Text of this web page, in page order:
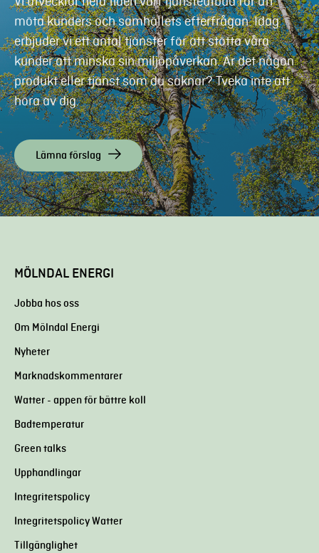
möta kunders och samhällets efterfrågan. Idag
erbjuder vi ett antal tjänster för att stötta våra
kunder att minska sin miljöpåverkan. Är det någon
produkt eller tjänst som du saknar? Tveka inte att
höra av dig.
Lämna förslag
MÖLNDAL ENERGI
Jobba hos oss
Om Mölndal Energi
Nyheter
Marknadskommentarer
Watter - appen för bättre koll
Badtemperatur
Green talks
Upphandlingar
Integritetspolicy
Integritetspolicy Watter
Tillgänglighet